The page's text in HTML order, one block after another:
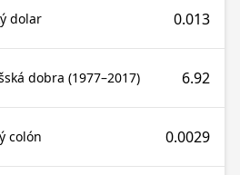
dolar 0.013
dobra (1977–2017) 6.92
colón 0.0029